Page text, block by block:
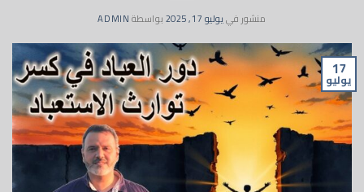
منشور فييوليو 17, 2025 بواسطةADMIN
17
يوليو